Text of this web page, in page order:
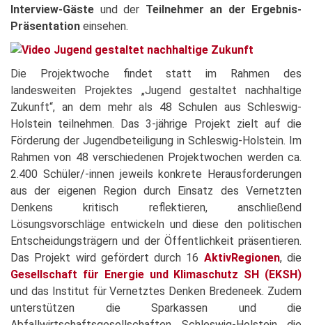
Interview-Gäste und der Teilnehmer an der Ergebnis-
Präsentation einsehen.
Die Projektwoche findet statt im Rahmen des
landesweiten Projektes „Jugend gestaltet nachhaltige
Zukunft“, an dem mehr als 48 Schulen aus Schleswig-
Holstein teilnehmen. Das 3-jährige Projekt zielt auf die
Förderung der Jugendbeteiligung in Schleswig-Holstein. Im
Rahmen von 48 verschiedenen Projektwochen werden ca.
2.400 Schüler/-innen jeweils konkrete Herausforderungen
aus der eigenen Region durch Einsatz des Vernetzten
Denkens kritisch reflektieren, anschließend
Lösungsvorschläge entwickeln und diese den politischen
Entscheidungsträgern und der Öffentlichkeit präsentieren.
Das Projekt wird gefördert durch 16 AktivRegionen, die
Gesellschaft für Energie und Klimaschutz SH (EKSH)
und das Institut für Vernetztes Denken Bredeneek. Zudem
unterstützen die Sparkassen und die